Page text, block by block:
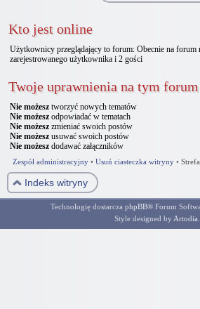
Kto jest online
Użytkownicy przeglądający to forum: Obecnie na forum
zarejestrowanego użytkownika i 2 gości
Twoje uprawnienia na tym forum
Nie możesz tworzyć nowych tematów
Nie możesz odpowiadać w tematach
Nie możesz zmieniać swoich postów
Nie możesz usuwać swoich postów
Nie możesz dodawać załączników
Zespół administracyjny • Usuń ciasteczka witryny •
Indeks witryny
Technologię dostarczaphpBB® Forum
Style designed by Artodia